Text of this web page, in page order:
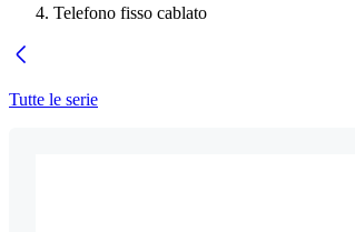
Telefono fisso cablato
Tutte le serie